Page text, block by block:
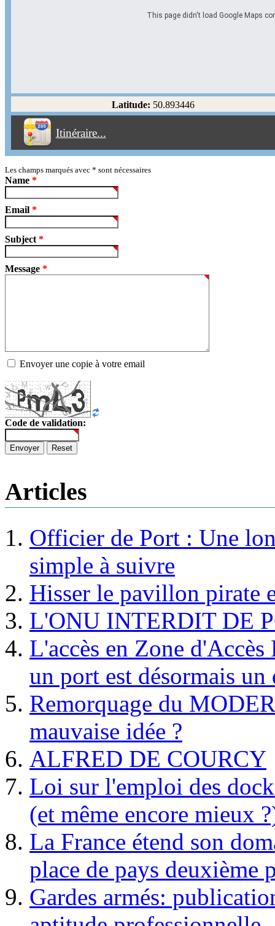
This page didn't load Google Maps
Latitude: 50.893446
Itinéraire...
Éviter les autoroutes
Éviter les péages
Partir! Reset
Les champs marqués avec * sont nécessaires
Name *
Email *
Subject *
Message *
Envoyer une copie à votre email
Code de validation:
Envoyer Reset
Articles
Officier de Port : Une
simple à suivre
Hisser le pavillon pirate
L'ONU INTERDIT DE
L'accès en Zone
un port est désormais un
Remorquage du
mauvaise idée ?
ALFRED DE COURCY
Loi sur l'emploi des
(et même encore mieux
La France étend son
place de pays deuxième
Gardes armés: